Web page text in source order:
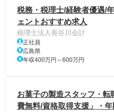
税務・税理士/経験者優遇/
ェントおすすめ求人
税理士法人長谷川会計
正社員
広島県
年収400万円～600万円
お菓子の製造スタッフ・
費無料/資格取得支援」・